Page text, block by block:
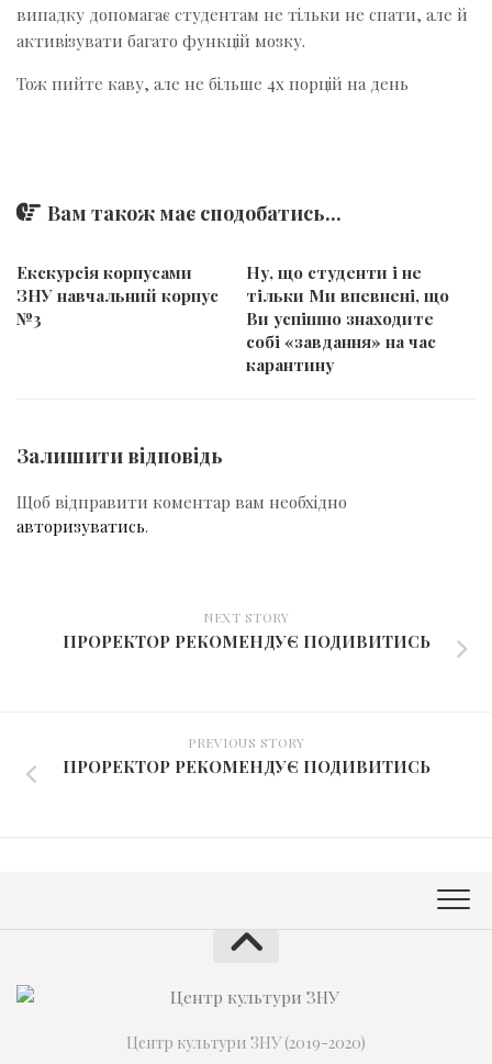
випадку допомагає студентам не тільки не спати, але й
активізувати багато функцій мозку.
Тож пийте каву, але не більше 4х порцій на день
Вам також має сподобатись...
Екскурсія корпусами
ЗНУ навчальний корпус
№3
​​Ну, що студенти і не
тільки Ми впевнені, що
Ви успішно знаходите
собі «завдання» на час
карантину
Залишити відповідь
Щоб відправити коментар вам необхідно
авторизуватись.
NEXT STORY
ПРОРЕКТОР РЕКОМЕНДУЄ ПОДИВИТИСЬ
PREVIOUS STORY
ПРОРЕКТОР РЕКОМЕНДУЄ ПОДИВИТИСЬ
Центр культури ЗНУ (2019-2020)